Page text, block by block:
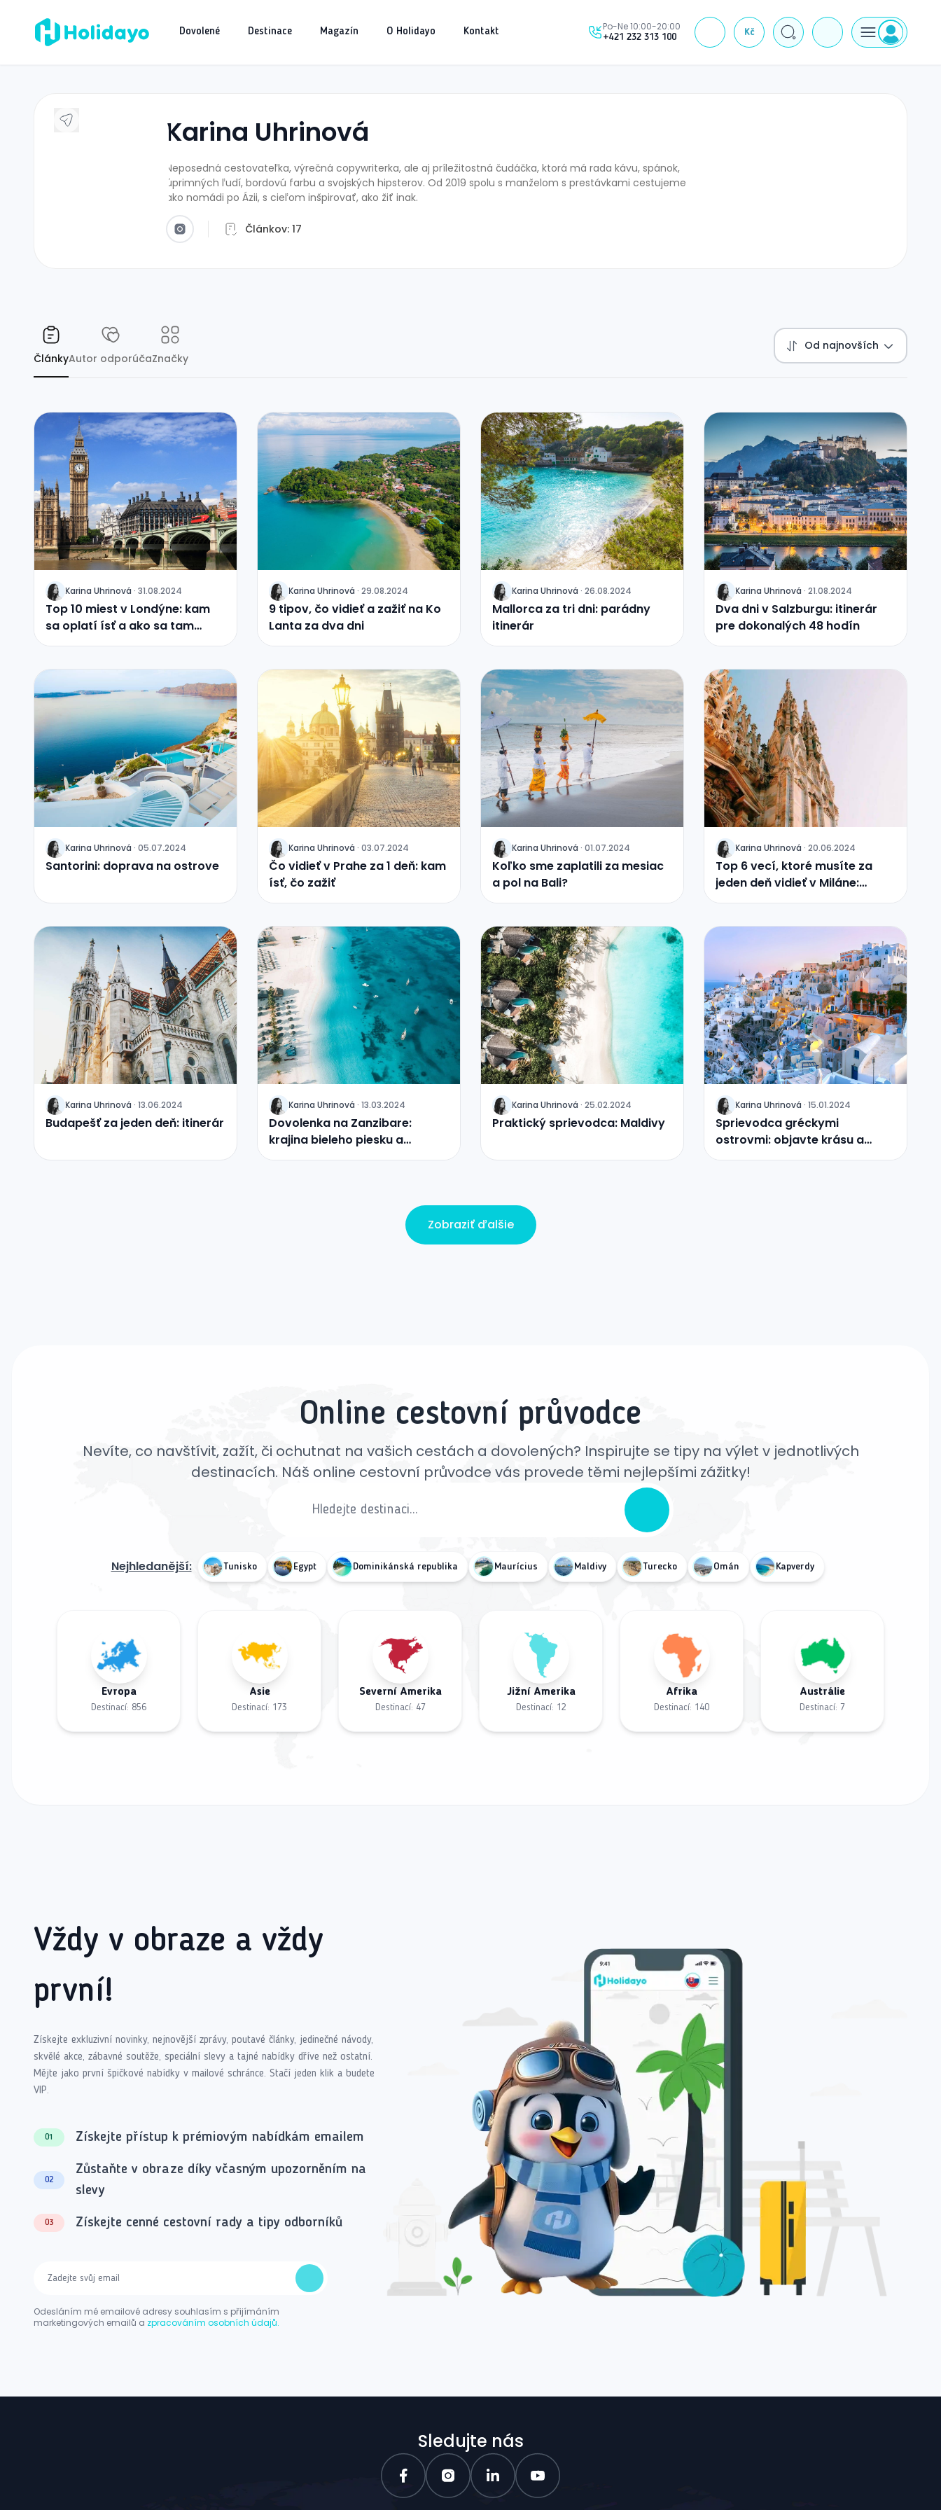
Dovolené Destinace Magazín O Holidayo Kontakt Po-Ne 10:00-20:00
+421 232 313 100 Kč J
Karina Uhrinová
Neposedná cestovateľka, výrečná copywriterka, ale aj príležitostná čudáčka, ktorá má rada kávu, spánok,
úprimných ľudí, bordovú farbu a svojských hipsterov. Od 2019 spolu s manželom s prestávkami cestujeme
ako nomádi po Ázii, s cieľom inšpirovať, ako žiť inak.
Článkov: 17
ČlánkyAutor odporúčaZnačky
Od najnovších
J Karina Uhrinová · 31.08.2024
Top 10 miest v Londýne: kam
sa oplatí ísť a ako sa tam
dostanete
J Karina Uhrinová · 29.08.2024
9 tipov, čo vidieť a zažiť na Ko
Lanta za dva dni
J Karina Uhrinová · 26.08.2024
Mallorca za tri dni: parádny
itinerár
J Karina Uhrinová · 21.08.2024
Dva dni v Salzburgu: itinerár
pre dokonalých 48 hodín
J Karina Uhrinová · 05.07.2024
Santorini: doprava na ostrove
J Karina Uhrinová · 03.07.2024
Čo vidieť v Prahe za 1 deň: kam
ísť, čo zažiť
J Karina Uhrinová · 01.07.2024
Koľko sme zaplatili za mesiac
a pol na Bali?
J Karina Uhrinová · 20.06.2024
Top 6 vecí, ktoré musíte za
jeden deň vidieť v Miláne:
itinerár
J Karina Uhrinová · 13.06.2024
Budapešť za jeden deň: itinerár
J Karina Uhrinová · 13.03.2024
Dovolenka na Zanzibare:
krajina bieleho piesku a
azúrového mora
J Karina Uhrinová · 25.02.2024
Praktický sprievodca: Maldivy
J Karina Uhrinová · 15.01.2024
Sprievodca gréckymi
ostrovmi: objavte krásu a
kultúru stredomorského raja
Zobraziť ďalšie
Online cestovní průvodce
Nevíte, co navštívit, zažít, či ochutnat na vašich cestách a dovolených? Inspirujte se tipy na výlet v jednotlivých
destinacích. Náš online cestovní průvodce vás provede těmi nejlepšími zážitky!
Nejhledanější: Tunisko Egypt Dominikánská republika Maurícius Maldivy Turecko Omán Kapverdy
Evropa
Destinací: 856
Asie
Destinací: 173
Severní Amerika
Destinací: 47
Jižní Amerika
Destinací: 12
Afrika
Destinací: 140
Austrálie
Destinací: 7
Vždy v obraze a vždy
první!
Získejte exkluzivní novinky, nejnovější zprávy, poutavé články, jedinečné návody,
skvělé akce, zábavné soutěže, speciální slevy a tajné nabídky dříve než ostatní.
Mějte jako první špičkové nabídky v mailové schránce. Stačí jeden klik a budete
VIP.
01 Získejte přístup k prémiovým nabídkám emailem
02
Zůstaňte v obraze díky včasným upozorněním na
slevy
03 Získejte cenné cestovní rady a tipy odborníků
Odesláním mé emailové adresy souhlasím s přijímáním
marketingových emailů a zpracováním osobních údajů.
Sledujte nás